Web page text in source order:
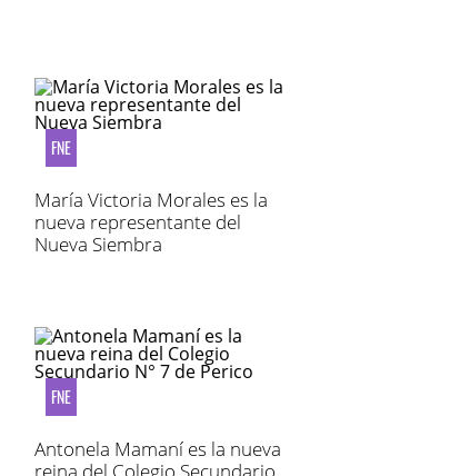
FNE
María Victoria Morales es la
nueva representante del
Nueva Siembra
FNE
Antonela Mamaní es la nueva
reina del Colegio Secundario